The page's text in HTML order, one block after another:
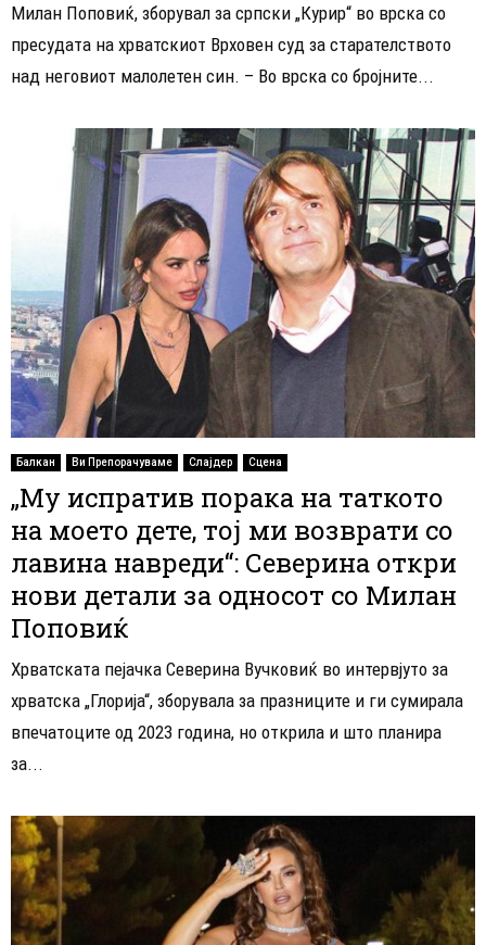
Милан Поповиќ, зборувал за српски „Курир“ во врска со
пресудата на хрватскиот Врховен суд за старателството
над неговиот малолетен син. – Во врска со бројните...
Балкан Ви Препорачуваме Слајдер Сцена
„Му испратив порака на таткото
на моето дете, тој ми возврати со
лавина навреди“: Северина откри
нови детали за односот со Милан
Поповиќ
Хрватската пејачка Северина Вучковиќ во интервјуто за
хрватска „Глорија“, зборувала за празниците и ги сумирала
впечатоците од 2023 година, но открила и што планира
за...